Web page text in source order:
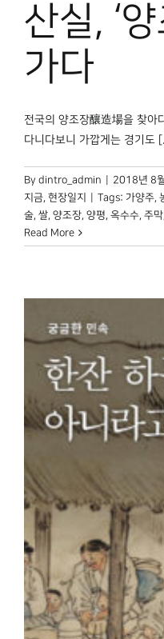
산실, ‘
가다
전국의 양조장釀造場을 찾아
다니다보니 가깝게는 경기도
By dintro_admin 2018년 8
지금, 현장일지 Tags: 가양주,
술, 쌀, 양조장, 양평, 옥수수, 주막
Read More